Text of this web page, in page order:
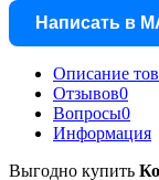
Написать в
Описание
Отзывов0
Вопросы0
Информация
Выгодно купить